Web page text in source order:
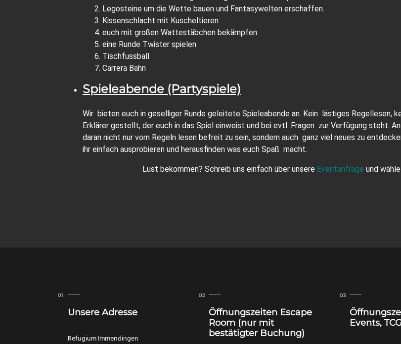
Legosteine um die Wette bauen und Fantasywelten erschaffen.
Kissenschlacht mit Kuscheltieren
euch mit großen Wattestäbchen bekämpfen
eine Runde Twister spielen
Tischfussball
Carrera Bahn
Spieleabende (Partyspiele)
Wir bieten euch in geselliger Runde geleitete Spieleabende an. Kein lästiges Regellesen,
Erklärer gestellt, der euch in das Spiel einweist und bei evtl. Fragen zur Verfügung steht.
daran nicht nur vom Regeln lesen befreit zu sein, sondern auch ganz viel neues zu
ihr einfach ausprobieren und herausfinden was euch Spaß macht.
Lust bekommen? Schreib uns einfach über unsere Eventanfrage und
Unsere Adresse
Refugium Immendingen
Öffnungszeiten Escape
Room (nur mit
bestätigter Buchung)
Events,